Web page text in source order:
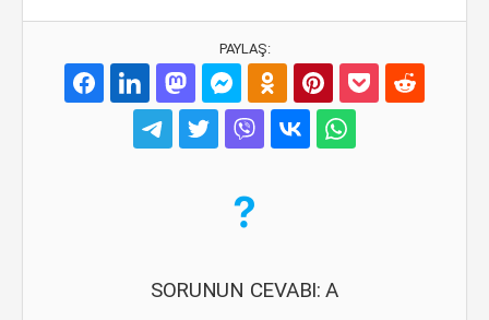
PAYLAŞ:
SORUNUN CEVABI: A